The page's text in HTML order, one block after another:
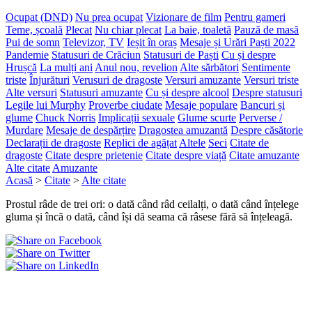
Ocupat (DND) Nu prea ocupat Vizionare de film Pentru gameri
Teme, școală Plecat Nu chiar plecat La baie, toaletă Pauză de masă
Pui de somn Televizor, TV Ieșit în oraș Mesaje și Urări Paști 2022
Pandemie Statusuri de Crăciun Statusuri de Paști Cu și despre
Hrușcă La mulți ani Anul nou, revelion Alte sărbători Sentimente
triste Înjurături Verusuri de dragoste Versuri amuzante Versuri triste
Alte versuri Statusuri amuzante Cu și despre alcool Despre statusuri
Legile lui Murphy Proverbe ciudate Mesaje populare Bancuri și
glume Chuck Norris Implicații sexuale Glume scurte Perverse /
Murdare Mesaje de despărțire Dragostea amuzantă Despre căsătorie
Declarații de dragoste Replici de agățat Altele Seci Citate de
dragoste Citate despre prietenie Citate despre viață Citate amuzante
Alte citate Amuzante
Acasă > Citate > Alte citate
Prostul râde de trei ori: o dată când râd ceilalți, o dată când înțelege
gluma și încă o dată, când își dă seama că râsese fără să înțeleagă.